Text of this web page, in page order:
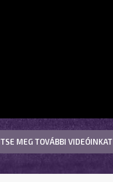
MEG TOVÁBBI VIDEÓINKAT